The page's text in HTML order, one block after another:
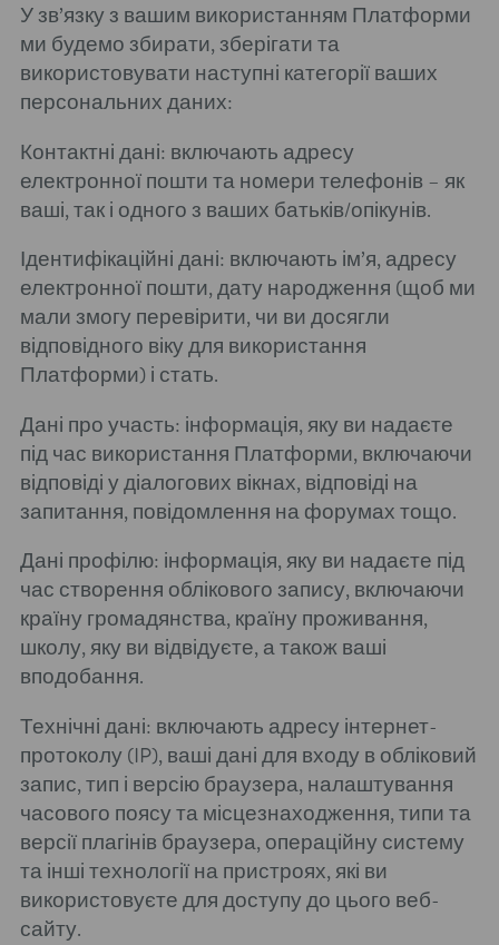
У зв’язку з вашим використанням Платформи
ми будемо збирати, зберігати та
використовувати наступні категорії ваших
персональних даних:
Контактні дані: включають адресу
електронної пошти та номери телефонів – як
ваші, так і одного з ваших батьків/опікунів.
Ідентифікаційні дані: включають ім’я, адресу
електронної пошти, дату народження (щоб ми
мали змогу перевірити, чи ви досягли
відповідного віку для використання
Платформи) і стать.
Дані про участь: інформація, яку ви надаєте
під час використання Платформи, включаючи
відповіді у діалогових вікнах, відповіді на
запитання, повідомлення на форумах тощо.
Дані профілю: інформація, яку ви надаєте під
час створення облікового запису, включаючи
країну громадянства, країну проживання,
школу, яку ви відвідуєте, а також ваші
вподобання.
Технічні дані: включають адресу інтернет-
протоколу (IP), ваші дані для входу в обліковий
запис, тип і версію браузера, налаштування
часового поясу та місцезнаходження, типи та
версії плагінів браузера, операційну систему
та інші технології на пристроях, які ви
використовуєте для доступу до цього веб-
сайту.